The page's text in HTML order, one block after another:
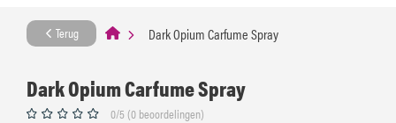
Terug Dark Opium Carfume Spray
Dark Opium Carfume Spray
0/5 (0 beoordelingen)